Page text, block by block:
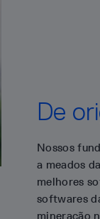
De
Nossos
a meados
melhores
softwares
mineração